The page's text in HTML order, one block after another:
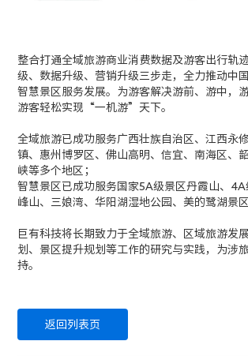
整合打通全域旅游商业消费数据及游客出行轨
级、数据升级、营销升级三步走，全力推动中
智慧景区服务发展。为游客解决游前、游中，
游客轻松实现“一机游”天下。
全域旅游已成功服务广西壮族自治区、江西永
镇、惠州博罗区、佛山高明、信宜、南海区、
峡等多个地区；
智慧景区已成功服务国家5A级景区丹霞山、
峰山、三娘湾、华阳湖湿地公园、美的鹭湖景区
巨有科技将长期致力于全域旅游、区域旅游发
划、景区提升规划等工作的研究与实践，为涉
持。
返回列表页